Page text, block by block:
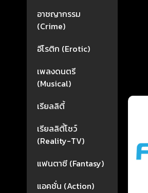
อาชญากรรม
(Crime)
อีโรติก (Erotic)
เพลงดนตรี
(Musical)
เรียลลิตี้
เรียลลิตี้โชว์
(Reality-TV)
แฟนตาซี (Fantasy)
แอคชั่น (Action)